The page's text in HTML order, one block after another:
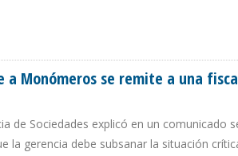
a Monómeros se remite a una
de Sociedades explicó en un comunicado
la gerencia debe subsanar la situación